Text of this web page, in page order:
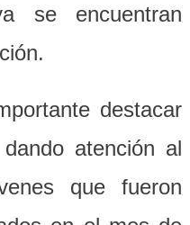
se encuentran
destacar
atención al
que fueron